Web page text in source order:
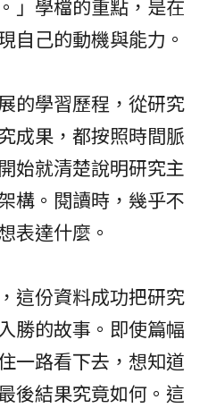
」學檔的重點，是在
自己的動機與能力。
的學習歷程，從研究
成果，都按照時間脈
始就清楚說明研究主
構。閱讀時，幾乎不
表達什麼。
這份資料成功把研究
勝的故事。即使篇幅
一路看下去，想知道
後結果究竟如何。這